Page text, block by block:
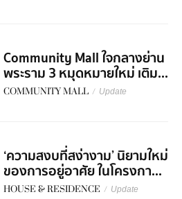
Community Mall ใจกลางย่าน
พระราม 3 หมุดหมายใหม่ เติม...
COMMUNITY MALL / Update
‘ความสงบที่สง่างาม’ นิยามใหม่
ของการอยู่อาศัย ในโครงกา...
HOUSE & RESIDENCE / Update